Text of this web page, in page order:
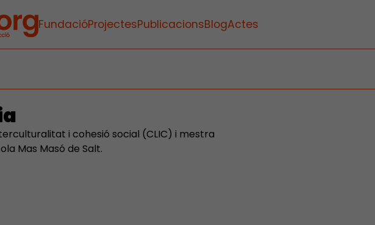
FundacióProjectesPublicacionsBlogActes
i cohesió social (CLIC) i mestra
Mas Masó de Salt.